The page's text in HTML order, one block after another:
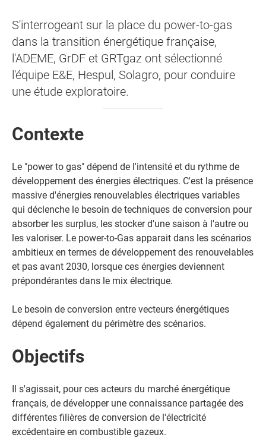
S'interrogeant sur la place du power-to-gas
dans la transition énergétique française,
l'ADEME, GrDF et GRTgaz ont sélectionné
l'équipe E&E, Hespul, Solagro, pour conduire
une étude exploratoire.
Contexte
Le "power to gas" dépend de l'intensité et du rythme de
développement des énergies électriques. C'est la présence
massive d'énergies renouvelables électriques variables
qui déclenche le besoin de techniques de conversion pour
absorber les surplus, les stocker d'une saison à l'autre ou
les valoriser. Le power-to-Gas apparait dans les scénarios
ambitieux en termes de développement des renouvelables
et pas avant 2030, lorsque ces énergies deviennent
prépondérantes dans le mix électrique.
Le besoin de conversion entre vecteurs énergétiques
dépend également du périmètre des scénarios.
Objectifs
Il s'agissait, pour ces acteurs du marché énergétique
français, de développer une connaissance partagée des
différentes filières de conversion de l'électricité
excédentaire en combustible gazeux.